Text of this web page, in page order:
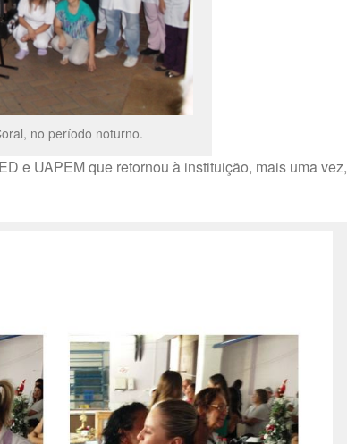
no período noturno.
e UAPEM que retornou à instituição, mais uma vez,